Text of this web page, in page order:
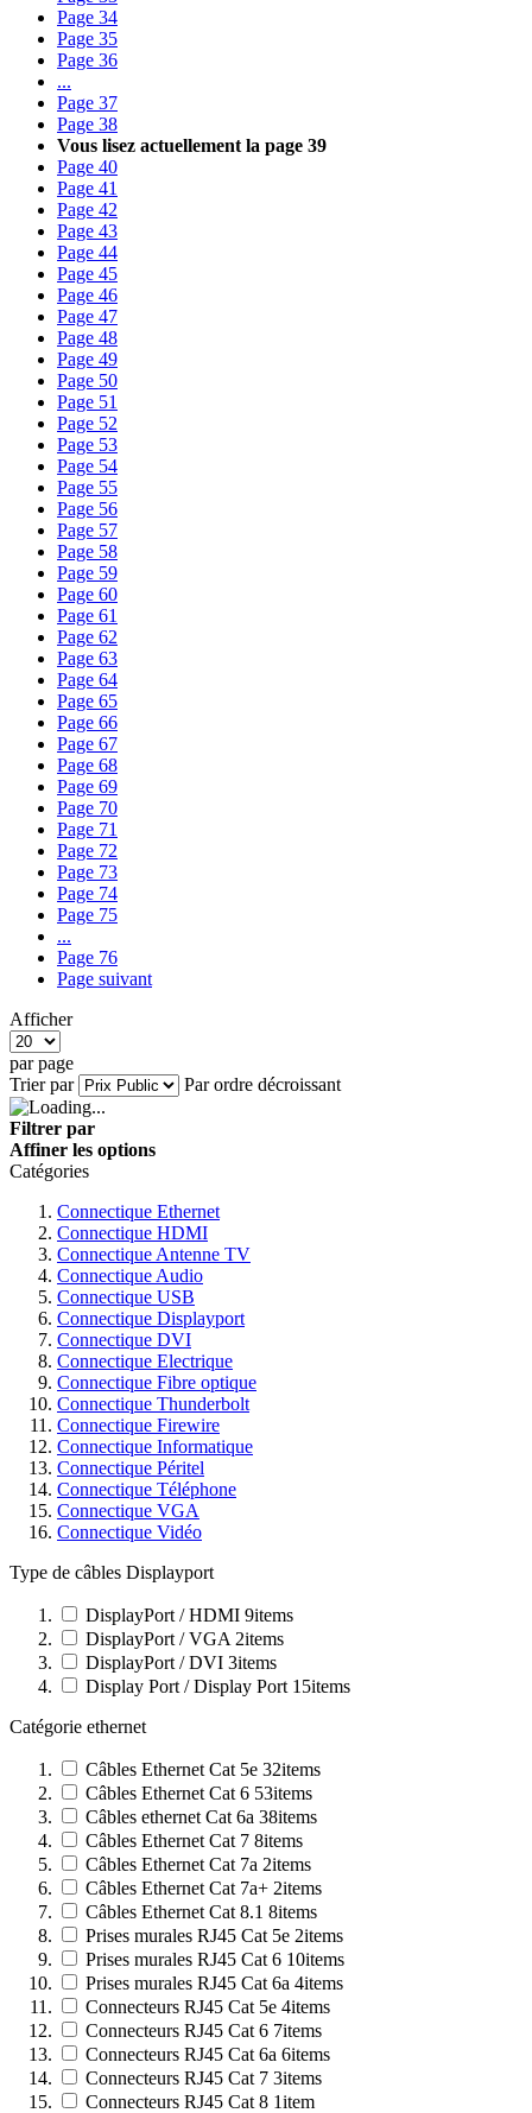
Page 34
Page 35
Page 36
...
Page 37
Page 38
Vous lisez actuellement la page 39
Page 40
Page 41
Page 42
Page 43
Page 44
Page 45
Page 46
Page 47
Page 48
Page 49
Page 50
Page 51
Page 52
Page 53
Page 54
Page 55
Page 56
Page 57
Page 58
Page 59
Page 60
Page 61
Page 62
Page 63
Page 64
Page 65
Page 66
Page 67
Page 68
Page 69
Page 70
Page 71
Page 72
Page 73
Page 74
Page 75
...
Page 76
Page suivant
Afficher
par page
Trier par
Par ordre décroissant
Filtrer par
Affiner les options
Catégories
Connectique Ethernet
Connectique HDMI
Connectique Antenne TV
Connectique Audio
Connectique USB
Connectique Displayport
Connectique DVI
Connectique Electrique
Connectique Fibre optique
Connectique Thunderbolt
Connectique Firewire
Connectique Informatique
Connectique Péritel
Connectique Téléphone
Connectique VGA
Connectique Vidéo
Type de câbles Displayport
DisplayPort / HDMI 9items
DisplayPort / VGA 2items
DisplayPort / DVI 3items
Display Port / Display Port 15items
Catégorie ethernet
Câbles Ethernet Cat 5e 32items
Câbles Ethernet Cat 6 53items
Câbles ethernet Cat 6a 38items
Câbles Ethernet Cat 7 8items
Câbles Ethernet Cat 7a 2items
Câbles Ethernet Cat 7a+ 2items
Câbles Ethernet Cat 8.1 8items
Prises murales RJ45 Cat 5e 2items
Prises murales RJ45 Cat 6 10items
Prises murales RJ45 Cat 6a 4items
Connecteurs RJ45 Cat 5e 4items
Connecteurs RJ45 Cat 6 7items
Connecteurs RJ45 Cat 6a 6items
Connecteurs RJ45 Cat 7 3items
Connecteurs RJ45 Cat 8 1item